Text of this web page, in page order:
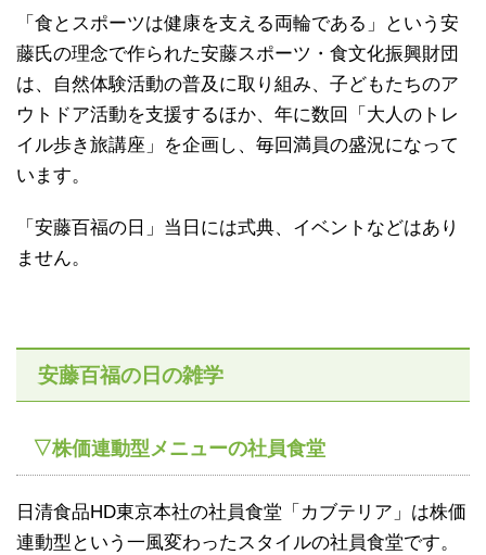
「食とスポーツは健康を支える両輪である」という安
藤氏の理念で作られた安藤スポーツ・食文化振興財団
は、自然体験活動の普及に取り組み、子どもたちのア
ウトドア活動を支援するほか、年に数回「大人のトレ
イル歩き旅講座」を企画し、毎回満員の盛況になって
います。
「安藤百福の日」当日には式典、イベントなどはあり
ません。
安藤百福の日の雑学
▽株価連動型メニューの社員食堂
日清食品HD東京本社の社員食堂「カブテリア」は株価
連動型という一風変わったスタイルの社員食堂です。